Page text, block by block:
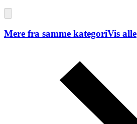
Mere fra samme kategoriVis alle